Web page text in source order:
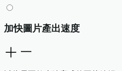
加快圖片產出速度